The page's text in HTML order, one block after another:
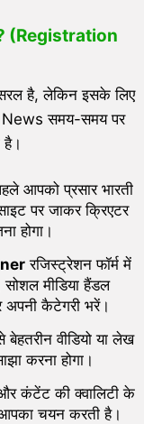
(Registration
है, लेकिन इसके लिए
News समय-समय पर
आपको प्रसार भारती
पर जाकर क्रिएटर
होगा।
रजिस्ट्रेशन फॉर्म में
मीडिया हैंडल
कैटेगरी भरें।
वीडियो या लेख
करना होगा।
कंटेंट की क्वालिटी के
आपका चयन करती है।